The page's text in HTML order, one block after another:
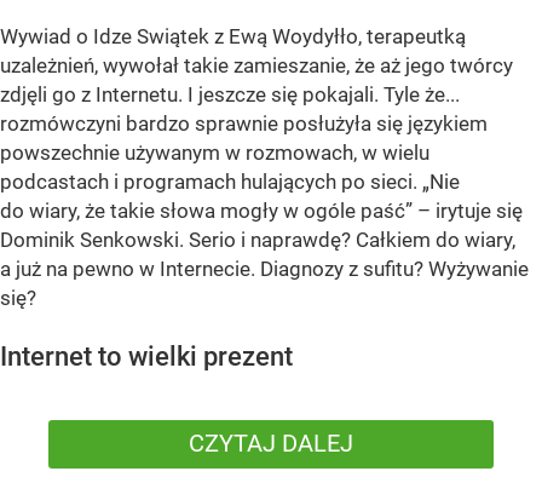
Wywiad o Idze Swiątek z Ewą Woydyłło, terapeutką
uzależnień, wywołał takie zamieszanie, że aż jego twórcy
zdjęli go z Internetu. I jeszcze się pokajali. Tyle że...
rozmówczyni bardzo sprawnie posłużyła się językiem
powszechnie używanym w rozmowach, w wielu
podcastach i programach hulających po sieci. „Nie
do wiary, że takie słowa mogły w ogóle paść” – irytuje się
Dominik Senkowski. Serio i naprawdę? Całkiem do wiary,
a już na pewno w Internecie. Diagnozy z sufitu? Wyżywanie
się?
Internet to wielki prezent
CZYTAJ DALEJ